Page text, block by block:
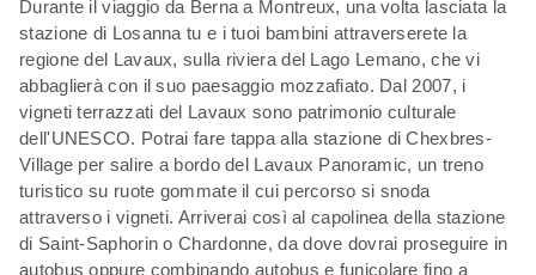
Durante il viaggio da Berna a Montreux, una volta lasciata la
stazione di Losanna tu e i tuoi bambini attraverserete la
regione del Lavaux, sulla riviera del Lago Lemano, che vi
abbaglierà con il suo paesaggio mozzafiato. Dal 2007, i
vigneti terrazzati del Lavaux sono patrimonio culturale
dell'UNESCO. Potrai fare tappa alla stazione di Chexbres-
Village per salire a bordo del Lavaux Panoramic, un treno
turistico su ruote gommate il cui percorso si snoda
attraverso i vigneti. Arriverai così al capolinea della stazione
di Saint-Saphorin o Chardonne, da dove dovrai proseguire in
autobus oppure combinando autobus e funicolare fino a